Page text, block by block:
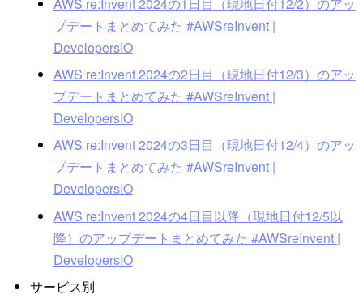
プデートまとめてみた #AWSreInvent |
DevelopersIO
AWS re:Invent 2024の2日目（現地日付12/3）のアッ
プデートまとめてみた #AWSreInvent |
DevelopersIO
AWS re:Invent 2024の3日目（現地日付12/4）のアッ
プデートまとめてみた #AWSreInvent |
DevelopersIO
AWS re:Invent 2024の4日目以降（現地日付12/5以
降）のアップデートまとめてみた #AWSreInvent |
DevelopersIO
サービス別